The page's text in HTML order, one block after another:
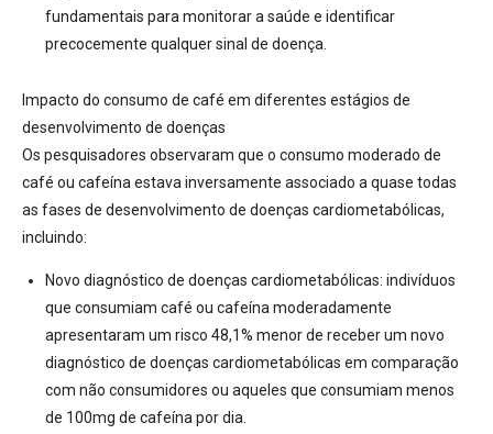
fundamentais para monitorar a saúde e identificar
precocemente qualquer sinal de doença.
Impacto do consumo de café em diferentes estágios de
desenvolvimento de doenças
Os pesquisadores observaram que o consumo moderado de
café ou cafeína estava inversamente associado a quase todas
as fases de desenvolvimento de doenças cardiometabólicas,
incluindo:
Novo diagnóstico de doenças cardiometabólicas: indivíduos
que consumiam café ou cafeína moderadamente
apresentaram um risco 48,1% menor de receber um novo
diagnóstico de doenças cardiometabólicas em comparação
com não consumidores ou aqueles que consumiam menos
de 100mg de cafeína por dia.